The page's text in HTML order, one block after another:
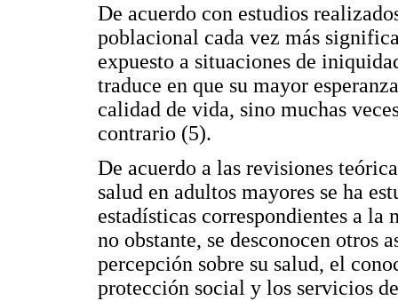
De acuerdo con estudios
poblacional cada vez más
expuesto a situaciones de
traduce en que su mayor
calidad de vida, sino muchas
contrario (5).
De acuerdo a las revisiones
salud en adultos mayores se ha
estadísticas correspondientes a
no obstante, se desconocen otros
percepción sobre su salud, el
protección social y los servicios